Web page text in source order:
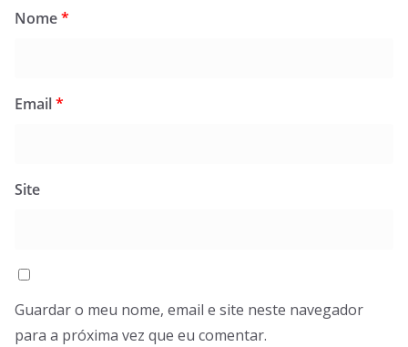
Nome*
Email*
Site
Guardar o meu nome, email e site neste navegador
para a próxima vez que eu comentar.